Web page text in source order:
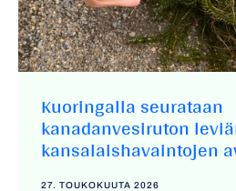
Kuoringalla seurataan
kanadanvesiruton
kansalaishavaintojen
27. TOUKOKUUTA 2026